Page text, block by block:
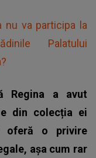
nu va participa la
Palatului
Regina a avut
din colecția ei
oferă o privire
așa cum rar